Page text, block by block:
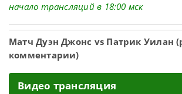
начало трансляций в 18:00 мск
Матч Дуэн Джонс vs Патрик Уилан
комментарии)
Видео трансляция